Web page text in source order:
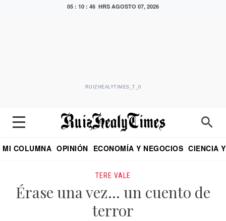
05 : 10 : 46 HRS AGOSTO 07, 2026
RUIZHEALYTIMES_T_0
MI COLUMNA OPINIÓN ECONOMÍA Y NEGOCIOS CIENCIA
TERE VALE
Érase una vez… un cuento de
terror